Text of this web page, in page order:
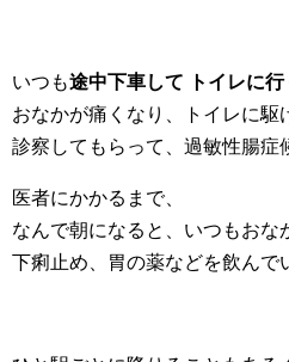
いつも途中下車して トイレに行
おなかが痛くなり、トイレに駆
診察してもらって、過敏性腸症
医者にかかるまで、
なんで朝になると、いつもおな
下痢止め、胃の薬などを飲んで